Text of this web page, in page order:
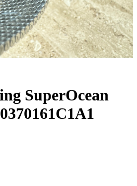
SuperOcean